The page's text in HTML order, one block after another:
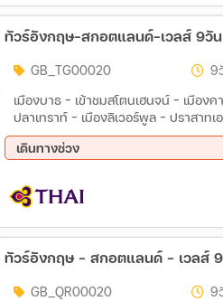
ทัวร์อังกฤษ-สกอตแลนด์-เวลส์ 9วัน
GB_TG00020 9
เมืองบาธ - เข้าชมสโตนเฮนจน์ - เมือง
ปลาเทราท์ - เมืองลิเวอร์พูล - ปราสาท
เชสเตอร์ - เข้าชมสนามฟุตบอลโอลด์
Outlet ชมกรุงลอนดอน -ล่องเรือแม่น้
อกฟอร์ด - เบอร์เกอร์ ล๊อบสเตอร์ - ช้อ
กุ้งมังกรรสเลิศ
เดินทางช่วง
13 พ.ย. 69 - 21 พ.ย. 69
19 มี.ค 70 - 27 มี.ค 70
18 มิ.ย 70 - 26 มิ.ย 70
ทัวร์อังกฤษ - สกอตแลนด์ - เวลส์ 9
GB_QR00020 9